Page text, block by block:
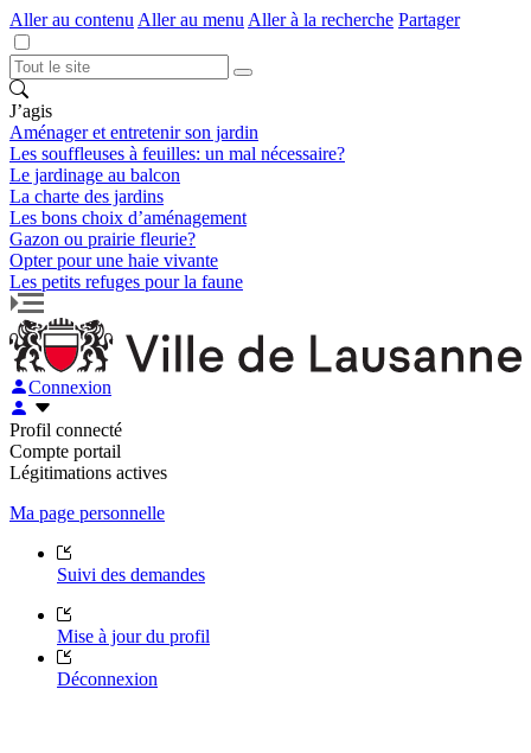
Aller au contenu Aller au menu Aller à la recherche Partager
J’agis
Aménager et entretenir son jardin
Les souffleuses à feuilles: un mal nécessaire?
Le jardinage au balcon
La charte des jardins
Les bons choix d’aménagement
Gazon ou prairie fleurie?
Opter pour une haie vivante
Les petits refuges pour la faune
Connexion
Profil connecté
Compte portail
Légitimations actives
Ma page personnelle
Suivi des demandes
Mise à jour du profil
Déconnexion